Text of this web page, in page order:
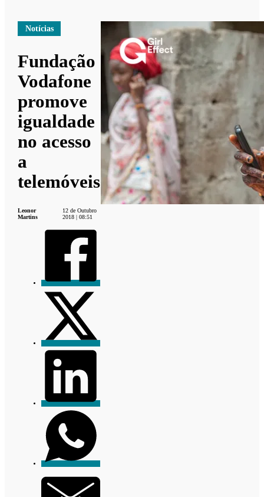
Notícias
Fundação
Vodafone
promove
igualdade
no acesso
a
telemóveis
Leonor
Martins
12 de Outubro
2018 | 08:51